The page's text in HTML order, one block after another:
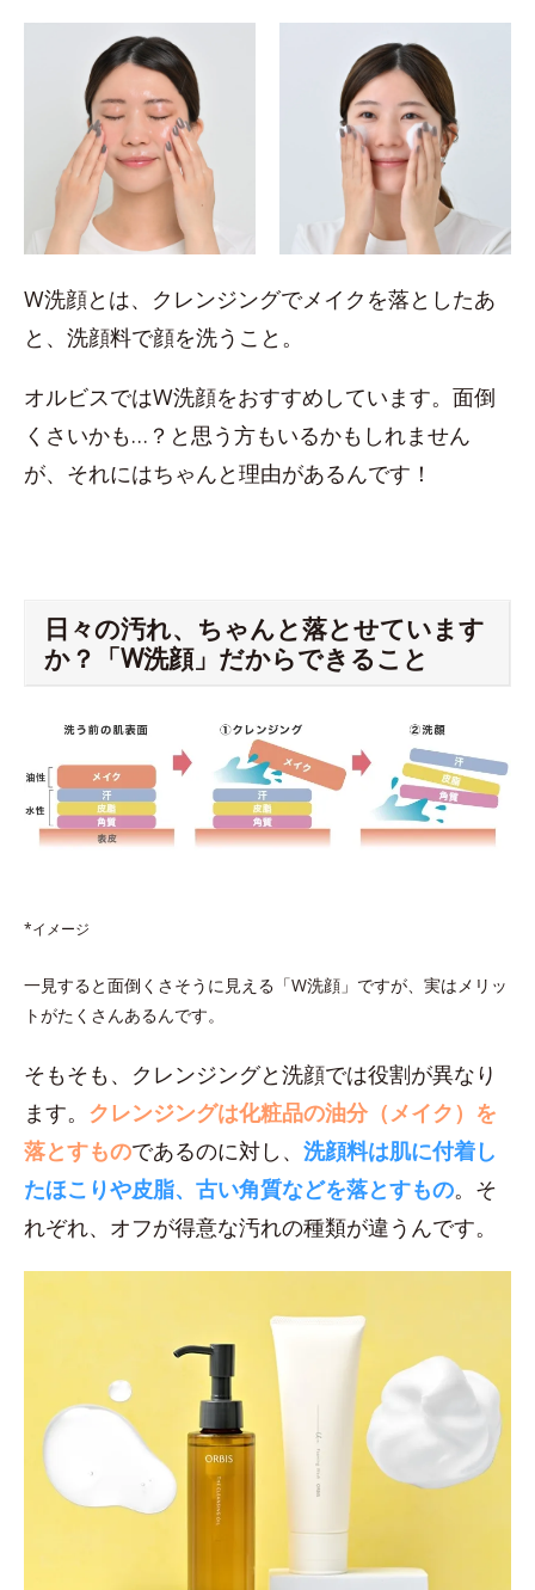
W洗顔とは、クレンジングでメイクを落としたあ
と、洗顔料で顔を洗うこと。
オルビスではW洗顔をおすすめしています。面倒
くさいかも…？と思う方もいるかもしれません
が、それにはちゃんと理由があるんです！
日々の汚れ、ちゃんと落とせています
か？「W洗顔」だからできること
*イメージ
一見すると面倒くさそうに見える「W洗顔」ですが、実はメリッ
トがたくさんあるんです。
そもそも、クレンジングと洗顔では役割が異なり
ます。 クレンジングは化粧品の油分（メイク）を
落とすものであるのに対し、 洗顔料は肌に付着し
たほこりや皮脂、古い角質などを落とすもの。そ
れぞれ、オフが得意な汚れの種類が違うんです。